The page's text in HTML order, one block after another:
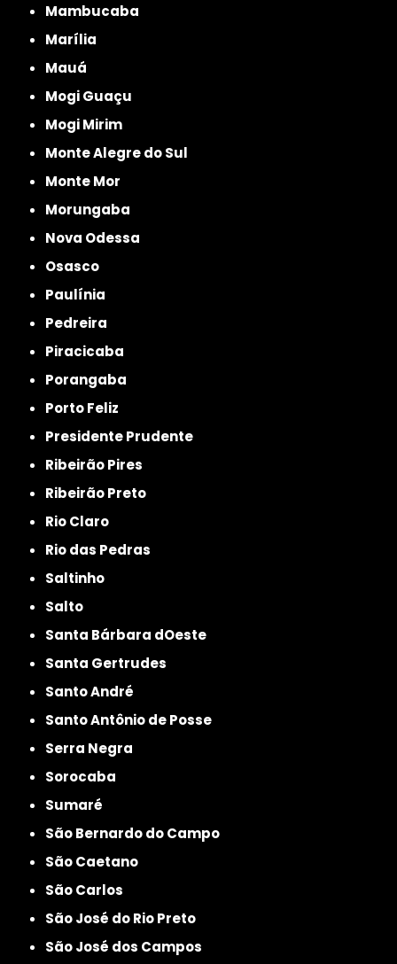
Mambucaba
Marília
Mauá
Mogi Guaçu
Mogi Mirim
Monte Alegre do Sul
Monte Mor
Morungaba
Nova Odessa
Osasco
Paulínia
Pedreira
Piracicaba
Porangaba
Porto Feliz
Presidente Prudente
Ribeirão Pires
Ribeirão Preto
Rio Claro
Rio das Pedras
Saltinho
Salto
Santa Bárbara dOeste
Santa Gertrudes
Santo André
Santo Antônio de Posse
Serra Negra
Sorocaba
Sumaré
São Bernardo do Campo
São Caetano
São Carlos
São José do Rio Preto
São José dos Campos